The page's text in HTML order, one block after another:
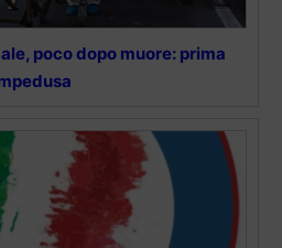
poco dopo muore: prima